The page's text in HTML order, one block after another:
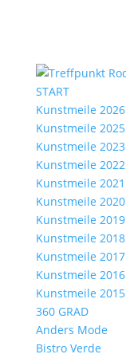
START
Kunstmeile 2026
Kunstmeile 2025
Kunstmeile 2023
Kunstmeile 2022
Kunstmeile 2021
Kunstmeile 2020
Kunstmeile 2019
Kunstmeile 2018
Kunstmeile 2017
Kunstmeile 2016
Kunstmeile 2015
360 GRAD
Anders Mode
Bistro Verde